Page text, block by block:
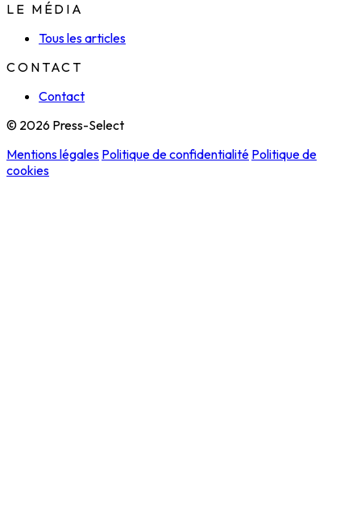
LE MÉDIA
Tous les articles
CONTACT
Contact
© 2026 Press-Select
Mentions légales Politique de confidentialité Politique de
cookies